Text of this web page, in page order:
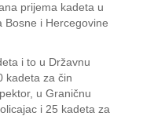
prijema kadeta u
Bosne i Hercegovine
i to u Državnu
kadeta za čin
u Graničnu
i 25 kadeta za